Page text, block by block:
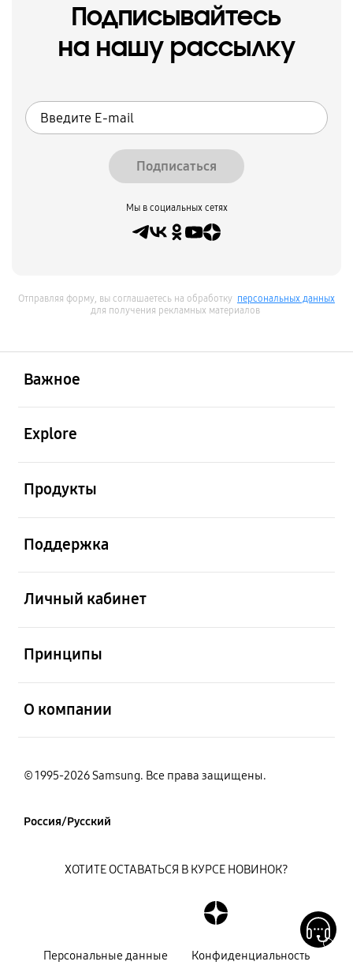
Подписывайтесь
на нашу рассылку
Подписаться
Мы в социальных сетях
Отправляя форму, вы соглашаетесь на обработку персональных данных
для получения рекламных материалов
Важное
Explore
Продукты
Поддержка
Личный кабинет
Принципы
О компании
© 1995-2026 Samsung. Все права защищены.
Россия/Русский
Персональные данные Конфиденциальность
ХОТИТЕ ОСТАВАТЬСЯ В КУРСЕ НОВИНОК?